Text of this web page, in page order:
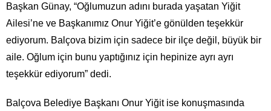
Başkan Günay, “Oğlumuzun adını burada yaşatan Yiğit
Ailesi’ne ve Başkanımız Onur Yiğit’e gönülden teşekkür
ediyorum. Balçova bizim için sadece bir ilçe değil, büyük bir
aile. Oğlum için bunu yaptığınız için hepinize ayrı ayrı
teşekkür ediyorum” dedi.
Balçova Belediye Başkanı Onur Yiğit ise konuşmasında